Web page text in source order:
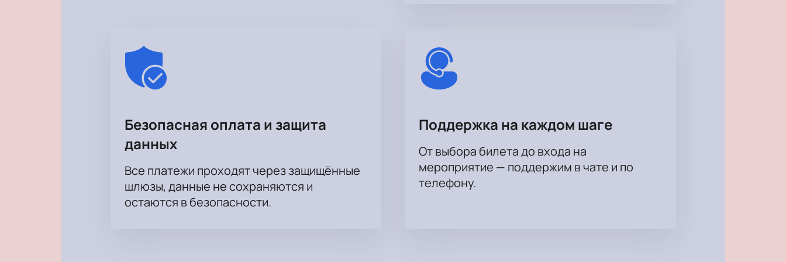
Безопасная оплата и защита
данных
Все платежи проходят через защищённые
шлюзы, данные не сохраняются и
остаются в безопасности.
Поддержка на каждом шаге
От выбора билета до входа на
мероприятие — поддержим в чате и по
телефону.